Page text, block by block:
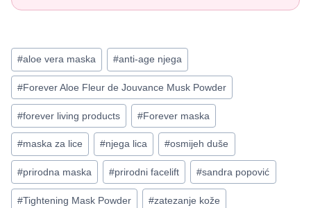
Post
Tags:
#aloe vera maska #anti-age njega
#Forever Aloe Fleur de Jouvance Musk Powder
#forever living products #Forever maska
#maska za lice #njega lica #osmijeh duše
#prirodna maska #prirodni facelift #sandra popović
#Tightening Mask Powder #zatezanje kože